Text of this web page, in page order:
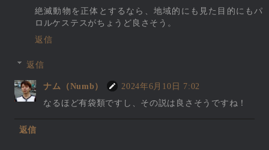
絶滅動物を正体とするなら、地域的にも見た目的にもパ
ロルケステスがちょうど良さそう。
返信
返信
ナム（Numb）
2024年6月10日 7:02
なるほど有袋類ですし、その説は良さそうですね！
返信